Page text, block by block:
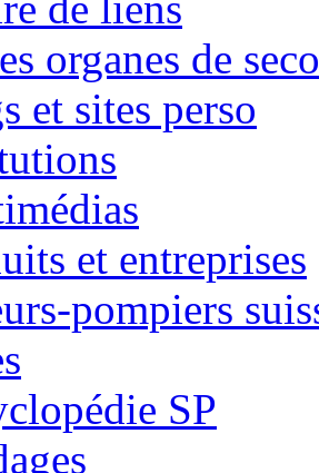
organes de
et sites perso
et entreprises
pompiers
SP